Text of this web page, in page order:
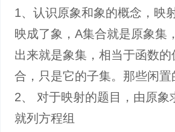
1、认识原象和象的概念，映
映成了象，A集合就是原象集
出来就是象集，相当于函数
合，只是它的子集。那些闲
2、 对于映射的题目，由原
就列方程组